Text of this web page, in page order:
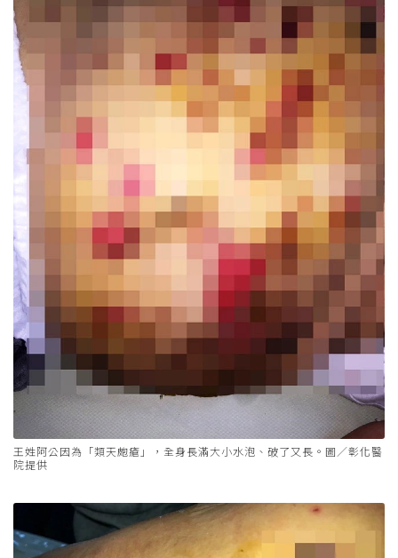
王姓阿公因為「類天皰瘡」，全身長滿大小水泡、破了又長。圖／彰化醫
院提供